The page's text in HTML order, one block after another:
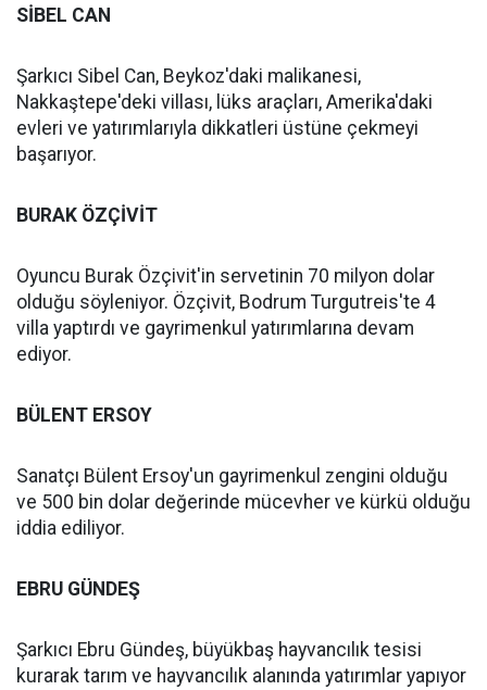
SİBEL CAN
Şarkıcı Sibel Can, Beykoz'daki malikanesi,
Nakkaştepe'deki villası, lüks araçları, Amerika'daki
evleri ve yatırımlarıyla dikkatleri üstüne çekmeyi
başarıyor.
BURAK ÖZÇİVİT
Oyuncu Burak Özçivit'in servetinin 70 milyon dolar
olduğu söyleniyor. Özçivit, Bodrum Turgutreis'te 4
villa yaptırdı ve gayrimenkul yatırımlarına devam
ediyor.
BÜLENT ERSOY
Sanatçı Bülent Ersoy'un gayrimenkul zengini olduğu
ve 500 bin dolar değerinde mücevher ve kürkü olduğu
iddia ediliyor.
EBRU GÜNDEŞ
Şarkıcı Ebru Gündeş, büyükbaş hayvancılık tesisi
kurarak tarım ve hayvancılık alanında yatırımlar yapıyor